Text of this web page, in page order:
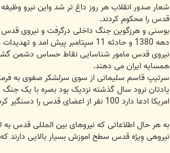
شعار صدور انقلاب هر روز داغ تر شد واین نیرو
قدس را محکوم کردند.
بوسنی و هرزگوین جنگ داخلی درگرفت و نیروی
دهه 1380 و حادثه 11 سپتامبر پیش امد و تهدیدات علیه ایران تغییر کرد.
نیروی قدس مامور شناسایی نقاط حساس دشمن گشت
همسایه ایران می دهند.
سرتیپ قاسم سلیمانی از سوی سرلشکر صفوی به
یادتان نرود سال گذشته نزدیک بود بصره با یک
امریکا ادعا دارد 100 نفر از اعضای قدس را دسنگیر کرده است.که از سوی ایران رد شده است.
به هر حال اطلاعاتی که نیروهای بین المللی قدس
نیروهی وِیژه قدس سطح اموزش بسیار بالایی دارند که می